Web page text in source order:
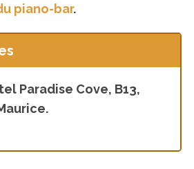
piano-bar.
Paradise Cove, B13,